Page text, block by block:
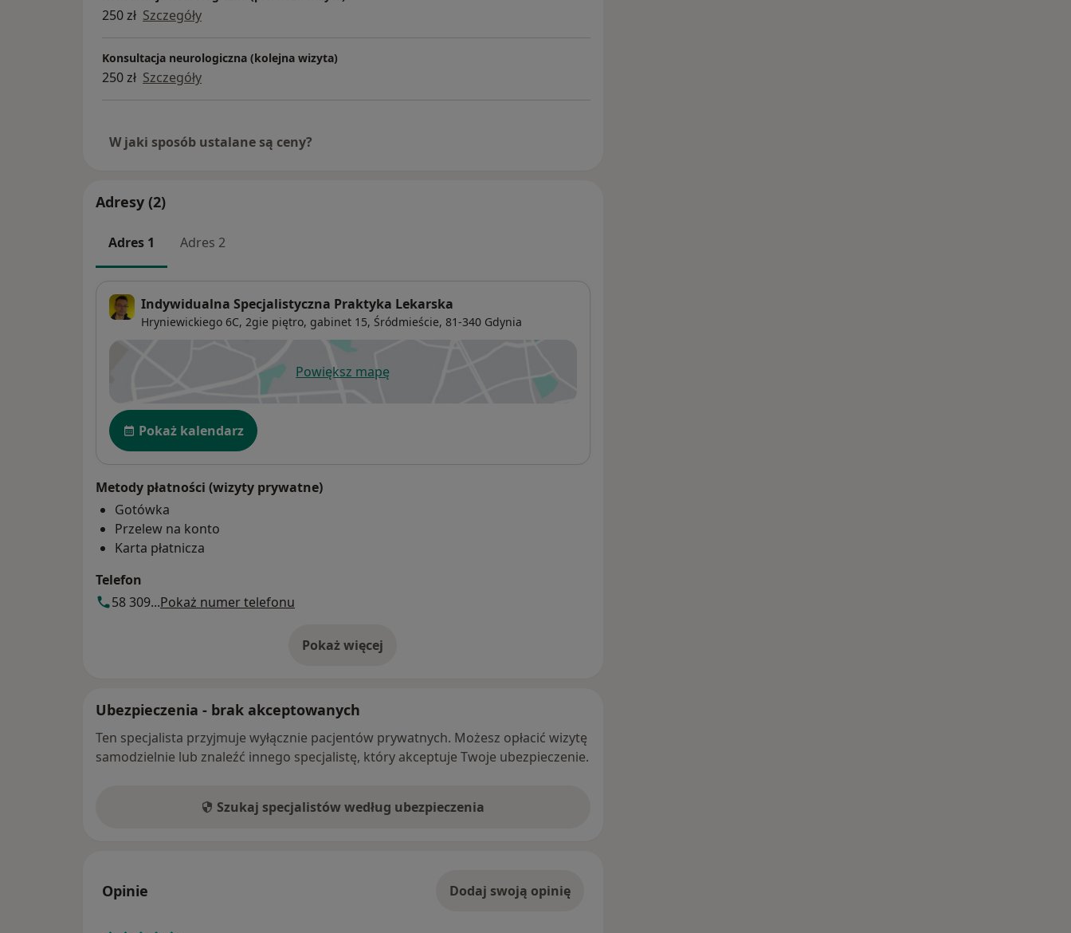
250 zł Szczegóły
Konsultacja neurologiczna (kolejna wizyta)
250 zł Szczegóły
W jaki sposób ustalane są ceny?
Adresy (2)
Adres 1 Adres 2
Indywidualna Specjalistyczna Praktyka Lekarska
Hryniewickiego 6C, 2gie piętro, gabinet 15, Śródmieście, 81-340 Gdynia
Powiększ mapęotwiera się w nowej karcie
Dostępność
Pokaż kalendarz
Metody płatności (wizyty prywatne)
Gotówka
Przelew na konto
Karta płatnicza
Telefon
58 309...Pokaż numer telefonu
Pokaż więcej
o adresie
Ubezpieczenia - brak akceptowanych
Ten specjalista przyjmuje wyłącznie pacjentów prywatnych. Możesz opłacić wizytę
samodzielnie lub znaleźć innego specjalistę, który akceptuje Twoje ubezpieczenie.
Szukaj specjalistów według ubezpieczenia
Opinie Dodaj swoją opinię